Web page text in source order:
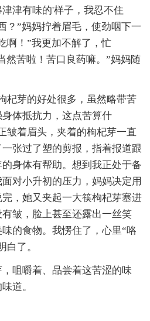
津有味的'样子，我忍不住
？”妈妈拧着眉毛，使劲咽下一
啊！”我更加不解了，忙
然苦啦！苦口良药嘛。”妈妈随
杞芽的好处很多，虽然略带苦
体抵抗力，这点苦算什
皱着眉头，夹着的枸杞芽一直
张过了塑的剪报，指着报道跟
身体有帮助。想到我正处于备
对小升初的压力，妈妈决定用
，她又夹起一大筷枸杞芽塞进
皱，脸上甚至还露出一丝笑
的食物。我愣住了，心里“咯
白了。
咀嚼着、品尝着这苦涩的味
道。